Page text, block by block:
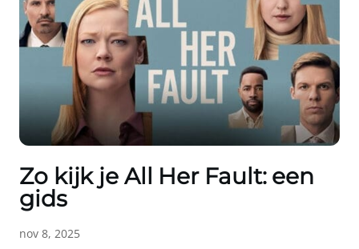
Zo kijk je All Her Fault: een
gids
nov 8, 2025